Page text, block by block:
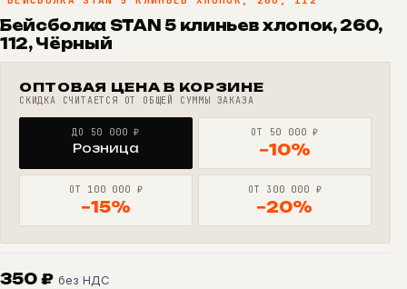
Бейсболка STAN 5 клиньев хлопок, 260,
112, Чёрный
ОПТОВАЯ ЦЕНА В КОРЗИНЕ
СКИДКА СЧИТАЕТСЯ ОТ ОБЩЕЙ СУММЫ ЗАКАЗА
ДО 50 000 ₽
Розница
ОТ 50 000 ₽
−10%
ОТ 100 000 ₽
−15%
ОТ 300 000 ₽
−20%
350 ₽ без НДС